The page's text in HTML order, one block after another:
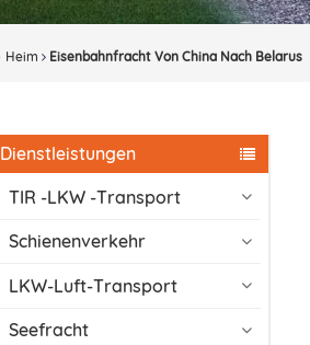
Heim Eisenbahnfracht Von China Nach Belarus
Dienstleistungen
TIR -LKW -Transport
Schienenverkehr
LKW-Luft-Transport
Seefracht